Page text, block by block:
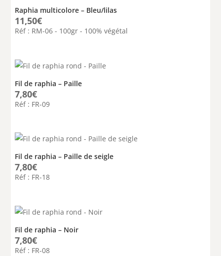
Raphia multicolore – Bleu/lilas
11,50€
Réf : RM-06 - 100gr - 100% végétal
Fil de raphia – Paille
7,80€
Réf : FR-09
Fil de raphia – Paille de seigle
7,80€
Réf : FR-18
Fil de raphia – Noir
7,80€
Réf : FR-08